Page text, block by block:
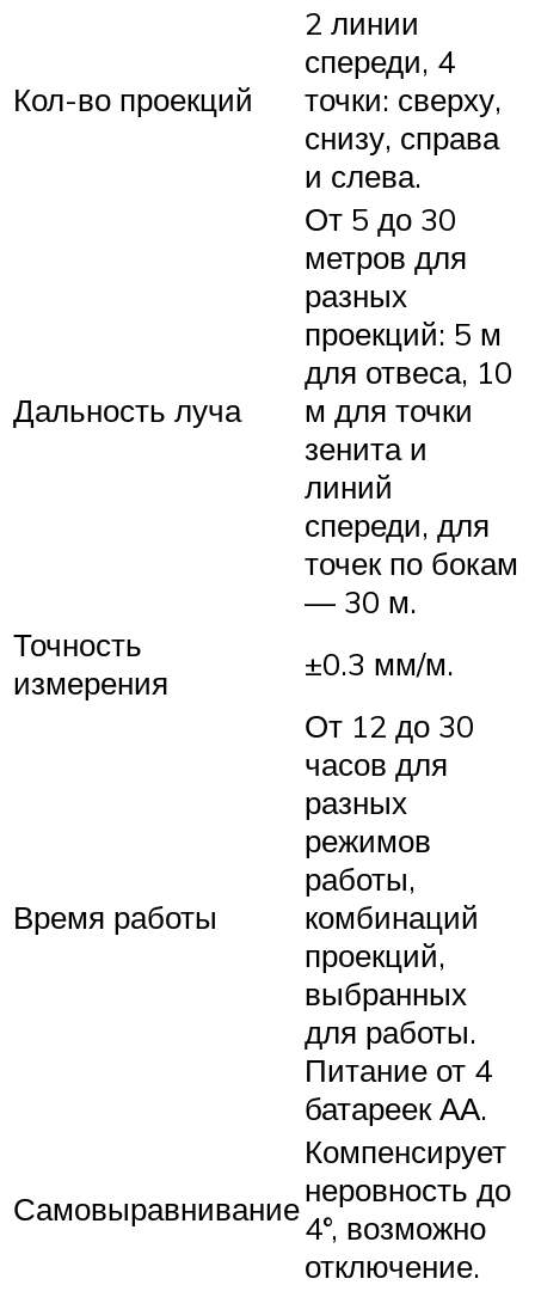
Кол-во проекций
2 линии
спереди, 4
точки: сверху,
снизу, справа
и слева.
Дальность луча
От 5 до 30
метров для
разных
проекций: 5 м
для отвеса, 10
м для точки
зенита и
линий
спереди, для
точек по бокам
— 30 м.
Точность
измерения
±0.3 мм/м.
Время работы
От 12 до 30
часов для
разных
режимов
работы,
комбинаций
проекций,
выбранных
для работы.
Питание от 4
батареек АА.
Самовыравнивание
Компенсирует
неровность до
4°, возможно
отключение.